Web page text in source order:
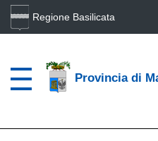
Regione Basilicata
Provincia di